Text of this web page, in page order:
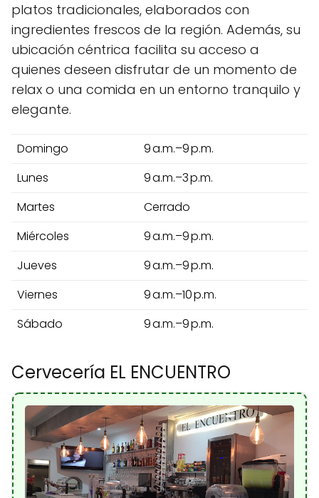
platos tradicionales, elaborados con
ingredientes frescos de la región. Además, su
ubicación céntrica facilita su acceso a
quienes deseen disfrutar de un momento de
relax o una comida en un entorno tranquilo y
elegante.
Domingo
9 a.m.–9 p.m.
Lunes
9 a.m.–3 p.m.
Martes
Cerrado
Miércoles
9 a.m.–9 p.m.
Jueves
9 a.m.–9 p.m.
Viernes
9 a.m.–10 p.m.
Sábado
9 a.m.–9 p.m.
Cervecería EL ENCUENTRO